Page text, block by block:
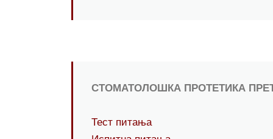
СТОМАТОЛОШКА ПРОТЕТИКА
Тест питања